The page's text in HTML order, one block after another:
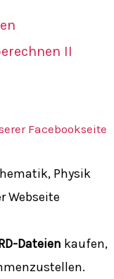
II
Facebookseite
Physik
Webseite
Dateien kaufen,